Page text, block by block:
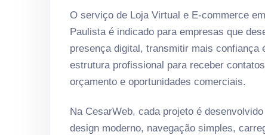
O serviço de Loja Virtual e E-commerce
Paulista é indicado para empresas que
presença digital, transmitir mais confiança
estrutura profissional para receber
orçamento e oportunidades comerciais.
Na CesarWeb, cada projeto é
design moderno, navegação simples,